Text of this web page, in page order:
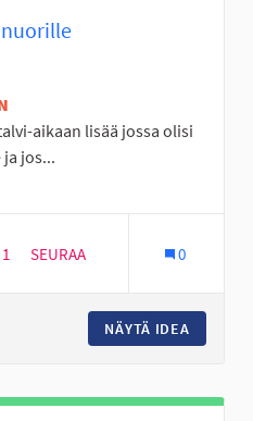
aikaan lisää jossa olisi
jos...
Itäinen Seinäjoki
1 1 SEURAAJA
SEURAA 0
NÄYTÄ IDEA